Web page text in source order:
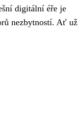
digitální éře je
nezbytností. Ať už